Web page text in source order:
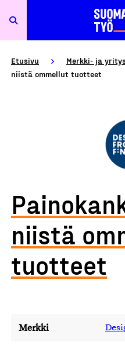
Etusivu Merkki- ja
niistä ommellut tuotteet
niistä
tuotteet
Merkki